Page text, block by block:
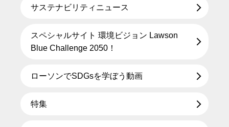
サステナビリティニュース
スペシャルサイト 環境ビジョン Lawson
Blue Challenge 2050！
ローソンでSDGsを学ぼう動画
特集